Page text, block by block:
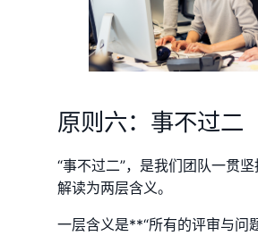
原则六：事不过二
“事不过二”，是我们团队一贯
解读为两层含义。
一层含义是**“所有的评审与问